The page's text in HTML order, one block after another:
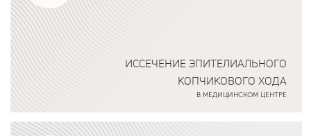
ИССЕЧЕНИЕ ЭПИТЕЛИАЛЬНОГО
КОПЧИКОВОГО ХОДА
В МЕДИЦИНСКОМ ЦЕНТРЕ
Подробнее о программе